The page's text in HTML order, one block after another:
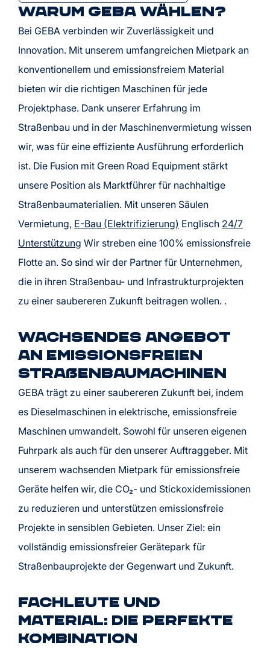
Warum GEBA wählen?
Bei GEBA verbinden wir Zuverlässigkeit und
Innovation. Mit unserem umfangreichen Mietpark an
konventionellem und emissionsfreiem Material
bieten wir die richtigen Maschinen für jede
Projektphase. Dank unserer Erfahrung im
Straßenbau und in der Maschinenvermietung wissen
wir, was für eine effiziente Ausführung erforderlich
ist. Die Fusion mit Green Road Equipment stärkt
unsere Position als Marktführer für nachhaltige
Straßenbaumaterialien. Mit unseren Säulen
Vermietung, E-Bau (Elektrifizierung) Englisch 24/7
Unterstützung Wir streben eine 100% emissionsfreie
Flotte an. So sind wir der Partner für Unternehmen,
die in ihren Straßenbau- und Infrastrukturprojekten
zu einer saubereren Zukunft beitragen wollen. .
Wachsendes Angebot
an emissionsfreien
Straßenbaumachinen
GEBA trägt zu einer saubereren Zukunft bei, indem
es Dieselmaschinen in elektrische, emissionsfreie
Maschinen umwandelt. Sowohl für unseren eigenen
Fuhrpark als auch für den unserer Auftraggeber. Mit
unserem wachsenden Mietpark für emissionsfreie
Geräte helfen wir, die CO₂- und Stickoxidemissionen
zu reduzieren und unterstützen emissionsfreie
Projekte in sensiblen Gebieten. Unser Ziel: ein
vollständig emissionsfreier Gerätepark für
Straßenbauprojekte der Gegenwart und Zukunft.
Fachleute und
Material: die Perfekte
Kombination